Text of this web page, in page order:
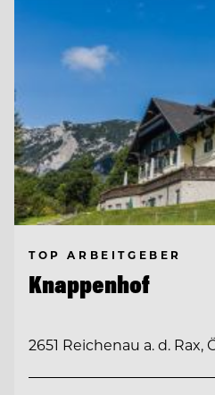
TOP ARBEITGEBER
Knappenhof
2651 Reichenau a. d. Rax,